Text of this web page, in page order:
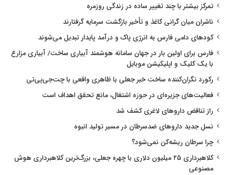
تمرکز بیشتر با چند تغییر ساده در زندگی روزمره
ناشران میان گرانی کاغذ و تأخیر بازگشت سرمایه گرفتارند
کودهای دامی فارس به انرژی پاک و درآمد پایدار تبدیل می‌شوند
فارس برای اولین بار در جهان سامانه هوشمند آبیاری ساخت/ آبیاری مزارع
با یک کلیک و اپلیکیشن موبایل
رکورد نگران‌کننده ساخت خبر جعلی با ظاهری واقعی با چت‌جی‌پی‌تی
فعالیت‌های جزیره‌ای در حوزه اشتغال، مانع تحقق اهداف است
راز تناقض داروهای لاغری کشف شد
نسل جدید داروهای ضدسرطان در مسیر تولید انبوه
چرا سرطان ریشه‌کن نمی‌شود؟
کلاهبرداری ۲۵ میلیون دلاری با چهره جعلی، بزرگ‌ترین کلاهبرداری هوش
مصنوعی